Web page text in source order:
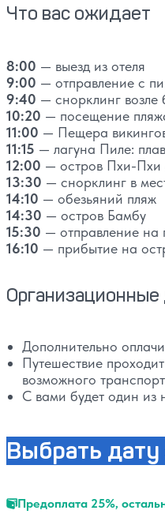
Что вас ожидает
8:00 — выезд из отеля
9:00 — отправление с
9:40 — снорклинг
10:20 — посещение
11:00 — Пещера
11:15 — лагуна Пиле:
12:00 — остров Пхи-Пхи
13:30 — снорклинг в
14:10 — обезьяний пляж
14:30 — остров Бамбу
15:30 — отправление на
16:10 — прибытие на
Дополнительно
Путешествие
возможного
С вами будет один из
Выбрать дату
Предоплата 25%,